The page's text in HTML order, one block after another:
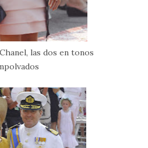
las dos en tonos